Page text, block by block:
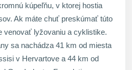
kúpeľňu, v ktorej hostia
Ak máte chuť preskúmať túto
venovať lyžovaniu a cyklistike.
sa nachádza 41 km od miesta
v Hervartove a 44 km od